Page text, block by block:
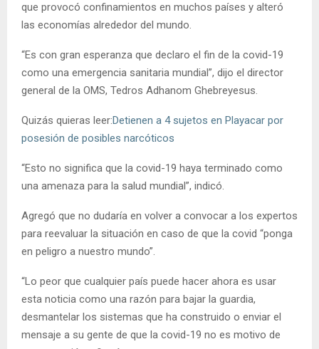
que provocó confinamientos en muchos países y alteró
las economías alrededor del mundo.
“Es con gran esperanza que declaro el fin de la covid-19
como una emergencia sanitaria mundial”, dijo el director
general de la OMS, Tedros Adhanom Ghebreyesus.
Quizás quieras leer:Detienen a 4 sujetos en Playacar por
posesión de posibles narcóticos
“Esto no significa que la covid-19 haya terminado como
una amenaza para la salud mundial”, indicó.
Agregó que no dudaría en volver a convocar a los expertos
para reevaluar la situación en caso de que la covid “ponga
en peligro a nuestro mundo”.
“Lo peor que cualquier país puede hacer ahora es usar
esta noticia como una razón para bajar la guardia,
desmantelar los sistemas que ha construido o enviar el
mensaje a su gente de que la covid-19 no es motivo de